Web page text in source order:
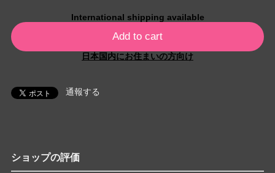
International shipping available
Add to cart
日本国内にお住まいの方向け
通報する
ショップの評価